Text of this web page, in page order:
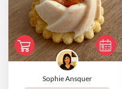
Sophie Ansquer